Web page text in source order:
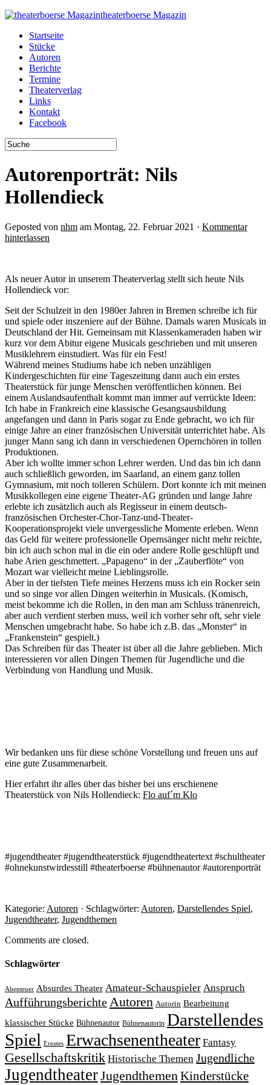
theaterboerse Magazin
Startseite
Stücke
Autoren
Berichte
Termine
Theaterverlag
Links
Kontakt
Facebook
Autorenporträt: Nils
Hollendieck
Geposted von nhm am Montag, 22. Februar 2021 · Kommentar
hinterlassen
Als neuer Autor in unserem Theaterverlag stellt sich heute Nils
Hollendieck vor:
Seit der Schulzeit in den 1980er Jahren in Bremen schreibe ich für
und spiele oder inszeniere auf der Bühne. Damals waren Musicals in
Deutschland der Hit. Gemeinsam mit Klassenkameraden haben wir
kurz vor dem Abitur eigene Musicals geschrieben und mit unseren
Musiklehrern einstudiert. Was für ein Fest!
Während meines Studiums habe ich neben unzähligen
Kindergeschichten für eine Tageszeitung dann auch ein erstes
Theaterstück für junge Menschen veröffentlichen können. Bei
einem Auslandsaufenthalt kommt man immer auf verrückte Ideen:
Ich habe in Frankreich eine klassische Gesangsausbildung
angefangen und dann in Paris sogar zu Ende gebracht, wo ich für
einige Jahre an einer französischen Universität unterrichtet habe. Als
junger Mann sang ich dann in verschiedenen Opernchören in tollen
Produktionen.
Aber ich wollte immer schon Lehrer werden. Und das bin ich dann
auch schließlich geworden, im Saarland, an einem ganz tollen
Gymnasium, mit noch tolleren Schülern. Dort konnte ich mit meinen
Musikkollegen eine eigene Theater-AG gründen und lange Jahre
erlebte ich zusätzlich auch als Regisseur in einem deutsch-
französischen Orchester-Chor-Tanz-und-Theater-
Kooperationsprojekt viele unvergessliche Momente erleben. Wenn
das Geld für weitere professionelle Opernsänger nicht mehr reichte,
bin ich auch schon mal in die ein oder andere Rolle geschlüpft und
habe Arien geschmettert. „Papageno“ in der „Zauberflöte“ von
Mozart war vielleicht meine Lieblingsrolle.
Aber in der tiefsten Tiefe meines Herzens muss ich ein Rocker sein
und so singe vor allen Dingen weiterhin in Musicals. (Komisch,
meist bekomme ich die Rollen, in den man am Schluss tränenreich,
aber auch verdient sterben muss, weil ich vorher sehr oft, sehr viele
Menschen umgebracht habe. So habe ich z.B. das „Monster“ in
„Frankenstein“ gespielt.)
Das Schreiben für das Theater ist über all die Jahre geblieben. Mich
interessieren vor allen Dingen Themen für Jugendliche und die
Verbindung von Handlung und Musik.
Wir bedanken uns für diese schöne Vorstellung und freuen uns auf
eine gute Zusammenarbeit.
Hier erfahrt ihr alles über das bisher bei uns erschienene
Theaterstück von Nils Hollendieck: Flo auf´m Klo
#jugendtheater #jugendtheaterstück #jugendtheatertext #schultheater
#ohnekunstwirdesstill #theaterboerse #bühnenautor #autorenporträt
Kategorie: Autoren · Schlagwörter: Autoren, Darstellendes Spiel,
Jugendtheater, Jugendthemen
Comments are closed.
Schlagwörter
Abenteuer Absurdes Theater Amateur-Schauspieler Anspruch
AufführungsberichteAutoren Autorin Bearbeitung
klassischer Stücke Bühnenautor Bühnenautorin Darstellendes
Spiel Ernstes Erwachsenentheater Fantasy
Gesellschaftskritik Historische Themen Jugendliche
JugendtheaterJugendthemenKinderstücke